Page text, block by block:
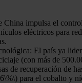
China impulsa el
eléctricos para
El país ya
(con más de
de recuperación de
para el cobalto y